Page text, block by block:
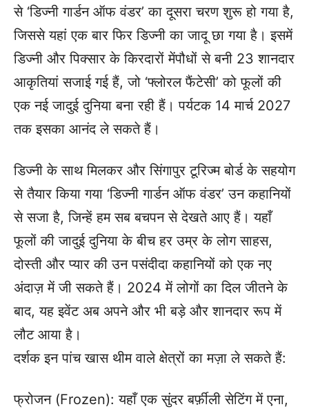
से ‘डिज्नी गार्डन ऑफ वंडर’ का दूसरा चरण शुरू हो गया है,
जिससे यहां एक बार फिर डिज्नी का जादू छा गया है। इसमें
डिज्नी और पिक्सार के किरदारों मेंपौधों से बनी 23 शानदार
आकृतियां सजाई गई हैं, जो ‘फ्लोरल फैंटेसी’ को फूलों की
एक नई जादुई दुनिया बना रही हैं। पर्यटक 14 मार्च 2027
तक इसका आनंद ले सकते हैं।
डिज्नी के साथ मिलकर और सिंगापुर टूरिज्म बोर्ड के सहयोग
से तैयार किया गया ‘डिज्नी गार्डन ऑफ वंडर’ उन कहानियों
से सजा है, जिन्हें हम सब बचपन से देखते आए हैं। यहाँ
फूलों की जादुई दुनिया के बीच हर उम्र के लोग साहस,
दोस्ती और प्यार की उन पसंदीदा कहानियों को एक नए
अंदाज़ में जी सकते हैं। 2024 में लोगों का दिल जीतने के
बाद, यह इवेंट अब अपने और भी बड़े और शानदार रूप में
लौट आया है।
दर्शक इन पांच खास थीम वाले क्षेत्रों का मज़ा ले सकते हैं:
फ्रोजन (Frozen): यहाँ एक सुंदर बर्फ़ीली सेटिंग में एना,